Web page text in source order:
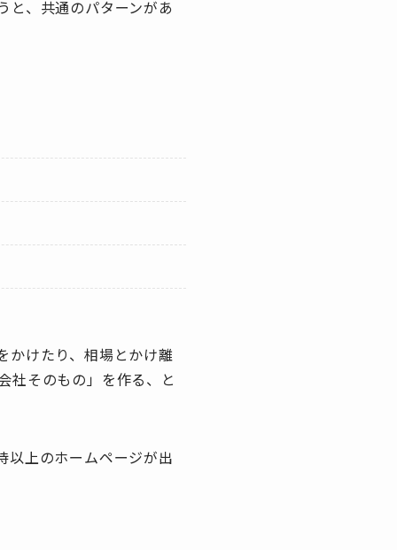
と、共通のパターンがあ
かけたり、相場とかけ離
社そのもの」を作る、と
以上のホームページが出